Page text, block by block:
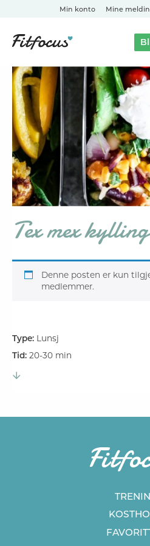
Min konto Mine
Tex mex
Denne posten er kun
medlemmer.
Type: Lunsj
Tid: 20-30 min